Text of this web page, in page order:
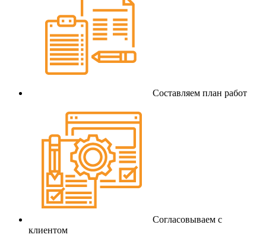
Составляем план работ
Согласовываем с
клиентом